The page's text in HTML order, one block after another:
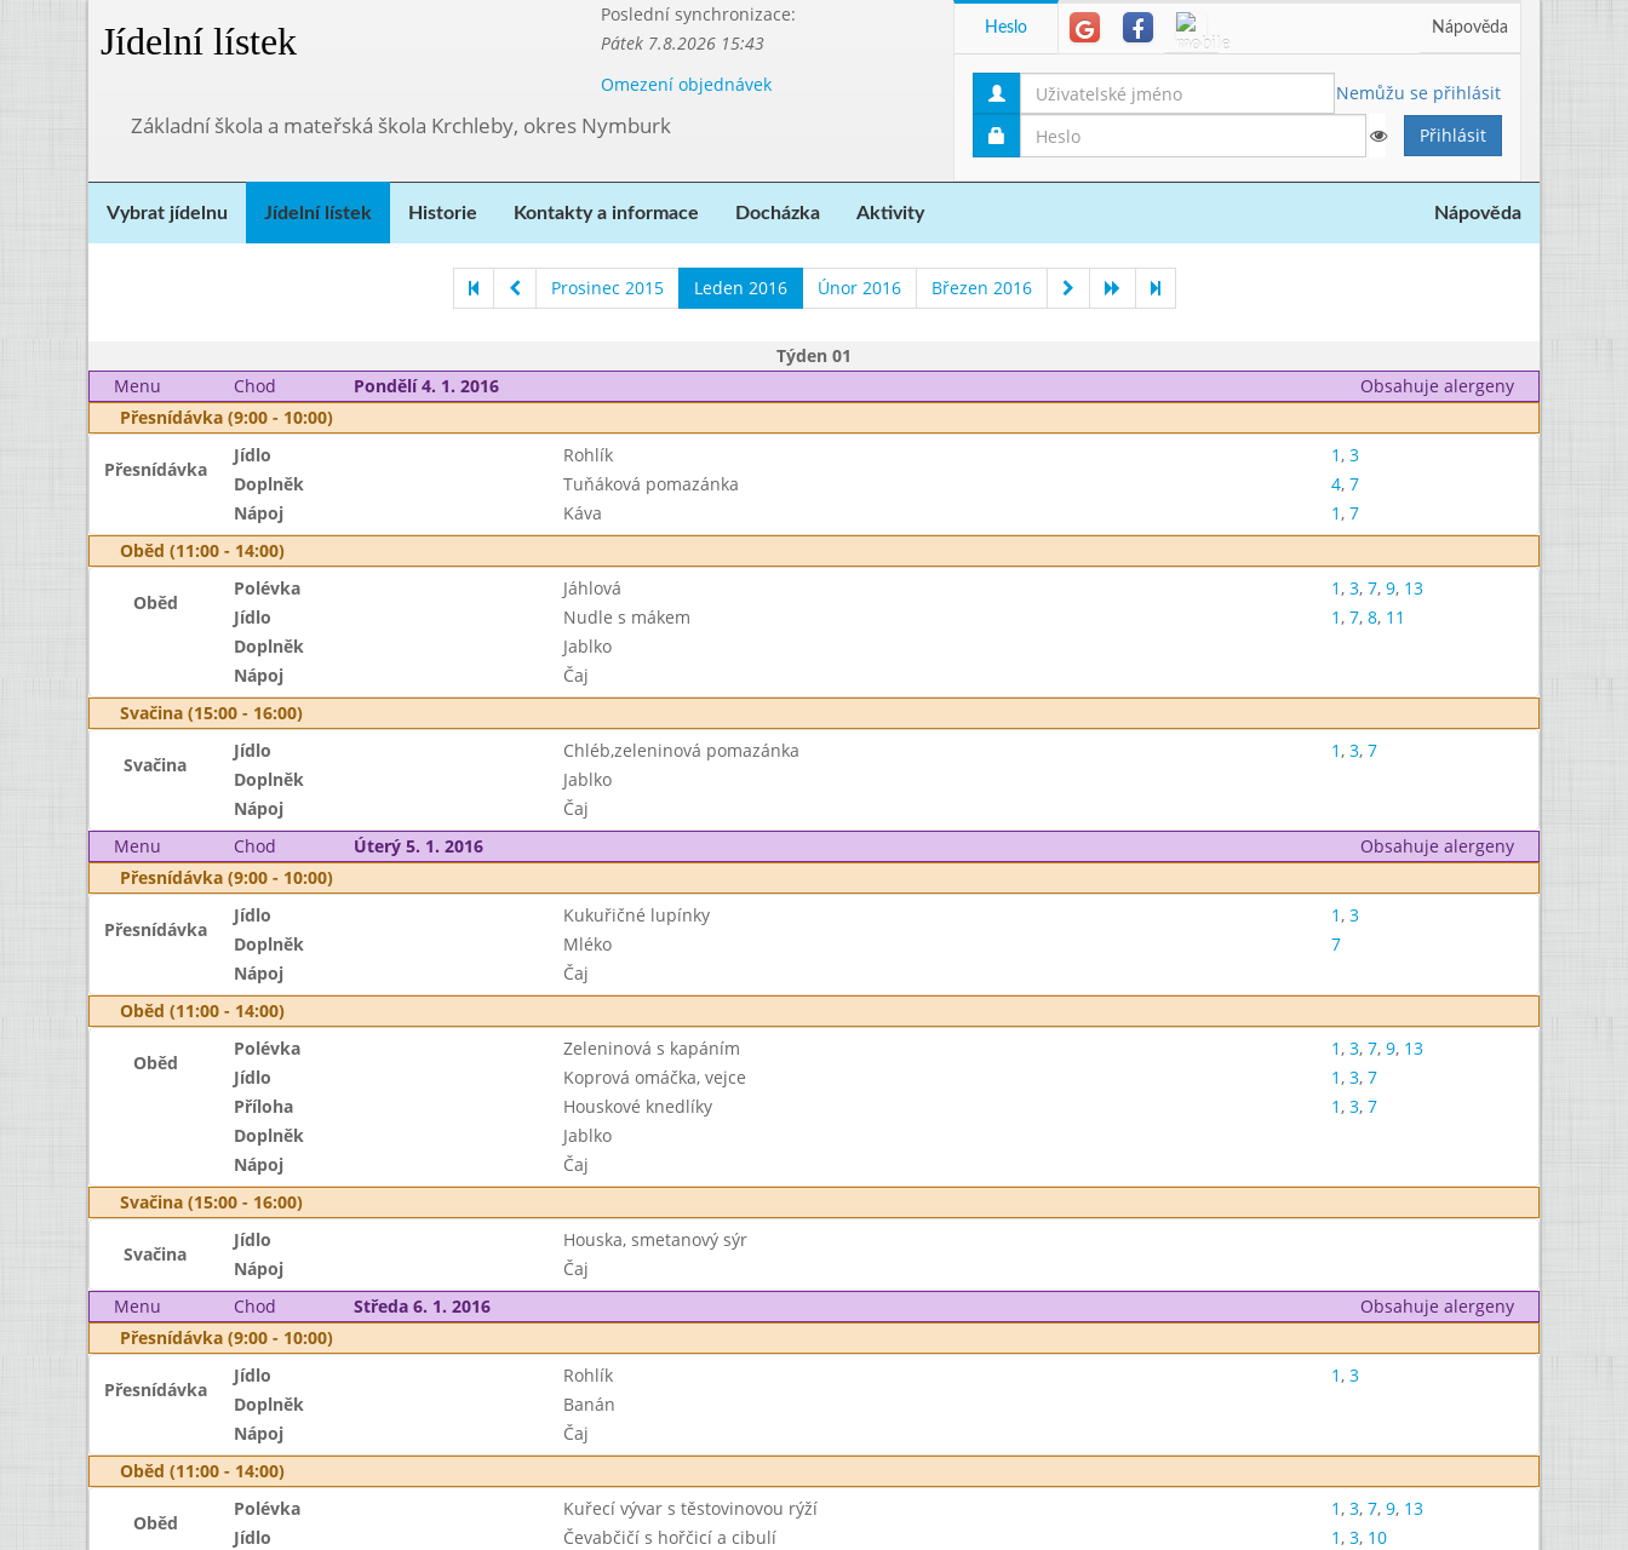
Jídelní lístek
Poslední synchronizace:
Pátek 7.8.2026 15:43
Omezení objednávek
Základní škola a mateřská škola Krchleby, okres Nymburk
Heslo Nápověda
Nemůžu se přihlásit
Vybrat jídelnu Jídelní lístek Historie Kontakty a informace Docházka Aktivity Nápověda
Prosinec 2015 Leden 2016 Únor 2016 Březen 2016
Týden 01
Menu
Chod Pondělí 4. 1. 2016
Obsahuje alergeny
Přesnídávka (9:00 - 10:00)
Přesnídávka
Jídlo Rohlík 1, 3
Doplněk
Tuňáková pomazánka 4, 7
Nápoj
Káva 1, 7
Oběd (11:00 - 14:00)
Oběd
Polévka Jáhlová 1, 3, 7, 9, 13
Jídlo
Nudle s mákem 1, 7, 8, 11
Doplněk
Jablko
Nápoj
Čaj
Svačina (15:00 - 16:00)
Svačina
Jídlo Chléb,zeleninová pomazánka 1, 3, 7
Doplněk
Jablko
Nápoj
Čaj
Menu
Chod Úterý 5. 1. 2016
Obsahuje alergeny
Přesnídávka (9:00 - 10:00)
Přesnídávka
Jídlo Kukuřičné lupínky 1, 3
Doplněk
Mléko
7
Nápoj
Čaj
Oběd (11:00 - 14:00)
Oběd
Polévka Zeleninová s kapáním 1, 3, 7, 9, 13
Jídlo
Koprová omáčka, vejce 1, 3, 7
Příloha
Houskové knedlíky 1, 3, 7
Doplněk
Jablko
Nápoj
Čaj
Svačina (15:00 - 16:00)
Svačina
Jídlo
Houska, smetanový sýr
Nápoj
Čaj
Menu
Chod Středa 6. 1. 2016
Obsahuje alergeny
Přesnídávka (9:00 - 10:00)
Přesnídávka
Jídlo Rohlík 1, 3
Doplněk
Banán
Nápoj
Čaj
Oběd (11:00 - 14:00)
Oběd
Polévka Kuřecí vývar s těstovinovou rýží 1, 3, 7, 9, 13
Jídlo
Čevabčičí s hořčicí a cibulí 1, 3, 10